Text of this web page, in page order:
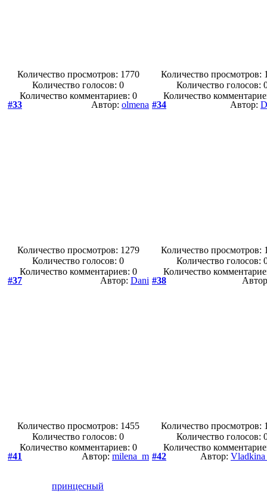
Количество просмотров: 1770
Количество голосов:0
Количество комментариев: 0
Количество просмотров:
Количество голосов:
Количество
#33
Автор: olmena
Количество просмотров: 1279
Количество голосов:0
Количество комментариев: 0
#34 Автор:
Количество просмотров:
Количество голосов:
Количество
#37
Автор: Dani
Количество просмотров: 1455
Количество голосов:0
Количество комментариев: 0
#38
Количество просмотров:
Количество голосов:
Количество
#41
Автор: milena_m
принцесный
#42 Автор: